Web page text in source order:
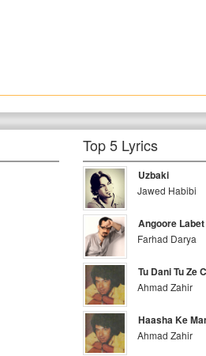
Top 5 Lyrics
Uzbaki
Jawed Habibi
Angoore Labet
Farhad Darya
Tu Dani Tu Ze
Ahmad Zahir
Haasha Ke
Ahmad Zahir